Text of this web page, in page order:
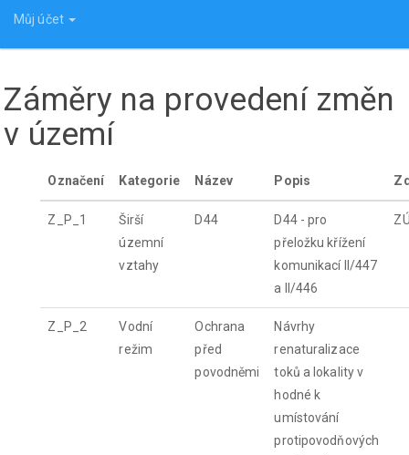
Můj účet
Záměry na provedení změn
v území
Označení Kategorie Název Popis
Z_P_1
Širší
územní
vztahy
D44
D44 - pro
přeložku křížení
komunikací II/447
a II/446
Z_P_2
Vodní
režim
Ochrana
před
povodněmi
Návrhy
renaturalizace
toků a lokality v
hodné k
umístování
protipovodňových